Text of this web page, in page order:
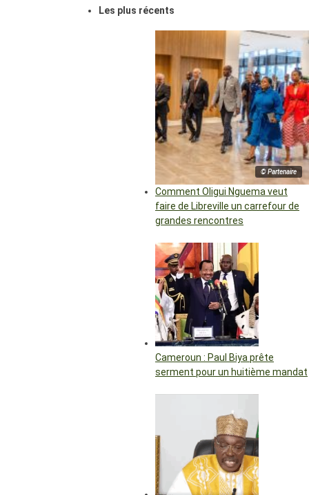
Les plus récents
© Partenaire
Comment Oligui Nguema veut
faire de Libreville un carrefour de
grandes rencontres
Cameroun : Paul Biya prête
serment pour un huitième mandat